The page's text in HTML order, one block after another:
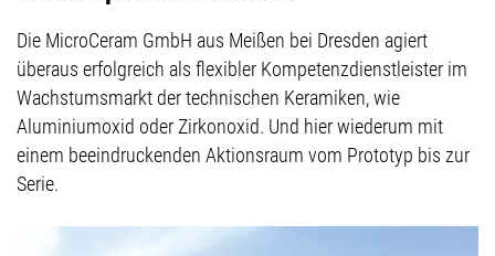
Die MicroCeram GmbH aus Meißen bei Dresden agiert
überaus erfolgreich als flexibler Kompetenzdienstleister im
Wachstumsmarkt der technischen Keramiken, wie
Aluminiumoxid oder Zirkonoxid. Und hier wiederum mit
einem beeindruckenden Aktionsraum vom Prototyp bis zur
Serie.